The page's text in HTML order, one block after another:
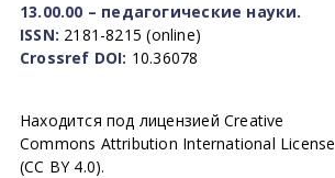
13.00.00 – педагогические науки.
ISSN: 2181-8215 (online)
Crossref DOI: 10.36078
Находится под лицензией Creative
Commons Attribution International License
(CC BY 4.0).